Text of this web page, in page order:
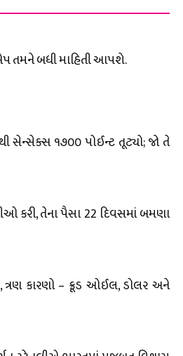
તમને બધી માહિતી આપશે.
સેન્સેક્સ ૧૭૦૦ પોઈન્ટ તૂટ્યો; જો તે
કરી, તેના પૈસા 22 દિવસમાં બમણા
કારણો – ક્રૂડ ઓઈલ, ડોલર અને